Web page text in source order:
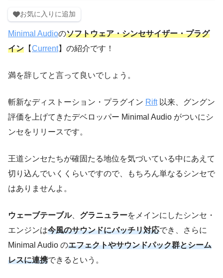
お気に入りに追加
Minimal Audioのソフトウェア・シンセサイザー・プラグ
イン 【Current】の紹介です！
満を辞してと言って良いでしょう。
斬新なディストーション・プラグイン Rift以来、グングン
評価を上げてきたデベロッパー Minimal Audio がついにシ
ンセをリリースです。
王道シンセたちが確固たる地位を気づいている中にあえて
切り込んでいくくらいですので、もちろん単なるシンセで
はありませんよ。
ウェーブテーブル、 グラニュラーをメインにしたシンセ・
エンジンは今風のサウンドにバッチリ対応でき、さらに
Minimal Audio のエフェクトやサウンドパック群とシーム
レスに連携できるという。